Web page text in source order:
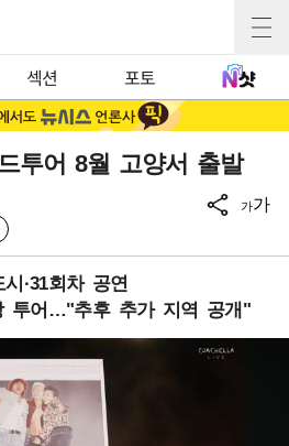
섹션 포토
투어 8월 고양서 출발
가가
·31회차 공연
투어…"추후 추가 지역 공개"